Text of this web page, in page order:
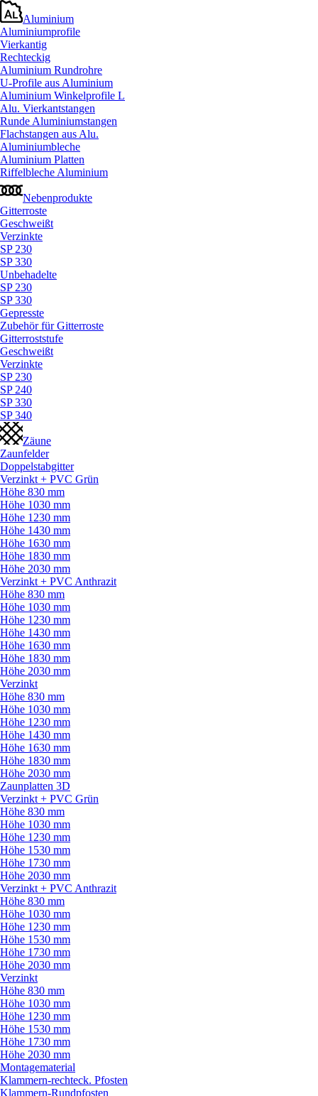
Aluminium
Aluminiumprofile
Vierkantig
Rechteckig
Aluminium Rundrohre
U-Profile aus Aluminium
Aluminium Winkelprofile L
Alu. Vierkantstangen
Runde Aluminiumstangen
Flachstangen aus Alu.
Aluminiumbleche
Aluminium Platten
Riffelbleche Aluminium
Nebenprodukte
Gitterroste
Geschweißt
Verzinkte
SP 230
SP 330
Unbehadelte
SP 230
SP 330
Gepresste
Zubehör für Gitterroste
Gitterroststufe
Geschweißt
Verzinkte
SP 230
SP 240
SP 330
SP 340
Zäune
Zaunfelder
Doppelstabgitter
Verzinkt + PVC Grün
Höhe 830 mm
Höhe 1030 mm
Höhe 1230 mm
Höhe 1430 mm
Höhe 1630 mm
Höhe 1830 mm
Höhe 2030 mm
Verzinkt + PVC Anthrazit
Höhe 830 mm
Höhe 1030 mm
Höhe 1230 mm
Höhe 1430 mm
Höhe 1630 mm
Höhe 1830 mm
Höhe 2030 mm
Verzinkt
Höhe 830 mm
Höhe 1030 mm
Höhe 1230 mm
Höhe 1430 mm
Höhe 1630 mm
Höhe 1830 mm
Höhe 2030 mm
Zaunplatten 3D
Verzinkt + PVC Grün
Höhe 830 mm
Höhe 1030 mm
Höhe 1230 mm
Höhe 1530 mm
Höhe 1730 mm
Höhe 2030 mm
Verzinkt + PVC Anthrazit
Höhe 830 mm
Höhe 1030 mm
Höhe 1230 mm
Höhe 1530 mm
Höhe 1730 mm
Höhe 2030 mm
Verzinkt
Höhe 830 mm
Höhe 1030 mm
Höhe 1230 mm
Höhe 1530 mm
Höhe 1730 mm
Höhe 2030 mm
Montagematerial
Klammern-rechteck. Pfosten
Klammern-Rundpfosten